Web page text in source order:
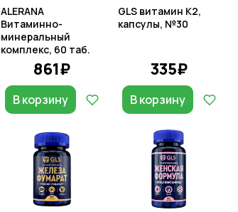
ALERANA
Витаминно-
минеральный
комплекс, 60 таб.
861₽
В корзину
GLS витамин К2,
капсулы, №30
335₽
В корзину